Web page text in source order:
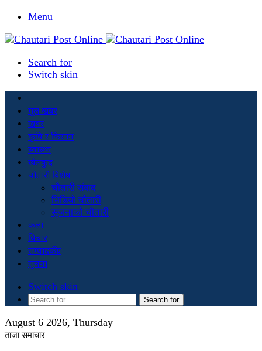
Menu
Search for
Switch skin
मूल खबर
खबर
कृषि र किसान
स्वास्थ्य
खेलकुद
चौतारी विशेष
चौतारी संवाद
भिडियो चौतारी
सृजनाको चौतारी
कला
विचार
सम्पादकीय
सुचना
Switch skin
Search for
August 6 2026, Thursday
ताजा समाचार